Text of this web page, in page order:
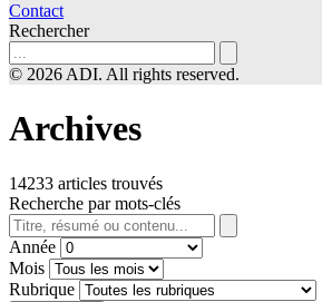
Contact
Rechercher
© 2026 ADI. All rights reserved.
Archives
14233 articles trouvés
Recherche par mots-clés
Année
Mois
Rubrique